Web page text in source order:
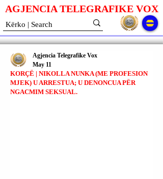
AGJENCIA TELEGRAFIKE VOX
KORÇË | NIKOLLA NUNKA (ME PROFESION
MJEK) U ARRESTUA; U DENONCUA PËR
NGACMIM SEKSUAL.
Agjencia Telegrafike Vox
May 11